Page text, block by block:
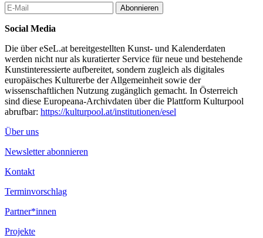
Abonnieren
Social Media
Die über eSeL.at bereitgestellten Kunst- und Kalenderdaten
werden nicht nur als kuratierter Service für neue und bestehende
Kunstinteressierte aufbereitet, sondern zugleich als digitales
europäisches Kulturerbe der Allgemeinheit sowie der
wissenschaftlichen Nutzung zugänglich gemacht. In Österreich
sind diese Europeana-Archivdaten über die Plattform Kulturpool
abrufbar: https://kulturpool.at/institutionen/esel
Über uns
Newsletter abonnieren
Kontakt
Terminvorschlag
Partner*innen
Projekte